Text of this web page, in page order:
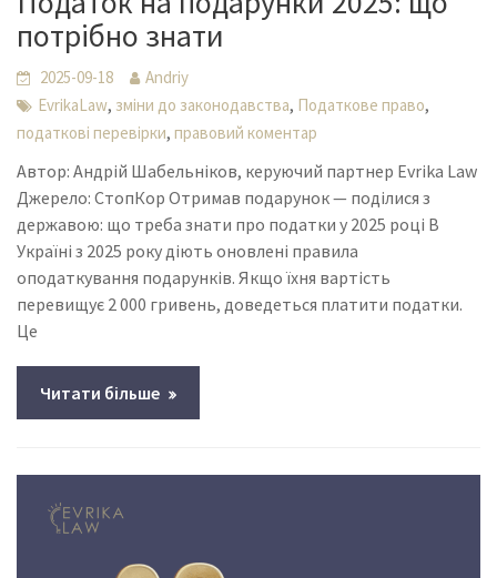
потрібно знати
2025-09-18
Andriy
EvrikaLaw, зміни до законодавства, Податкове право,
податкові перевірки,правовий коментар
Автор: Андрій Шабельніков, керуючий партнер Evrika Law
Джерело: СтопКор Отримав подарунок — поділися з
державою: що треба знати про податки у 2025 році В
Україні з 2025 року діють оновлені правила
оподаткування подарунків. Якщо їхня вартість
перевищує 2 000 гривень, доведеться платити податки.
Це
Читати більше